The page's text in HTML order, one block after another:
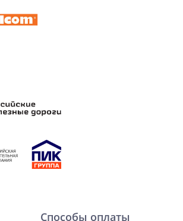
Способы оплаты